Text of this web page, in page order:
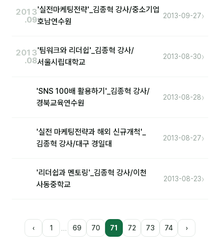
2013
.09
'실전마케팅전략'_김종혁 강사/중소기업
호남연수원
2013-09-27›
2013
.08
'팀워크와 리더쉽'_김종혁 강사/
서울시립대학교
2013-08-30›
'SNS 100배 활용하기'_김종혁 강사/
경북교육연수원
2013-08-28›
'실전 마케팅전략과 해외 신규개척'_
김종혁 강사/대구 경일대
2013-08-27›
'리더쉽과 멘토링'_김종혁 강사/이천
사동중학교
2013-08-23›
‹ 1 … 69 70 71 72 73 74 ›